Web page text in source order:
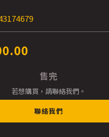
售完
若想購買，請聯絡我們。
聯絡我們